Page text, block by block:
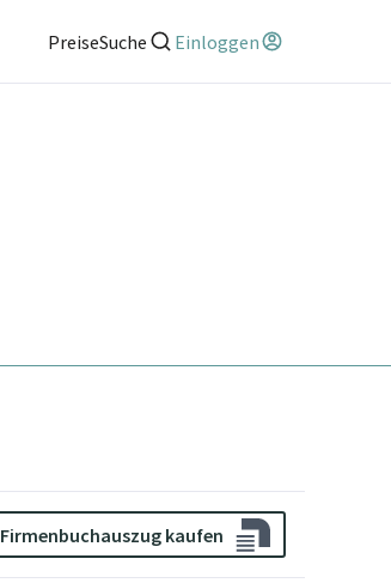
PreiseSuche Einloggen
Firmenbuchauszug kaufen